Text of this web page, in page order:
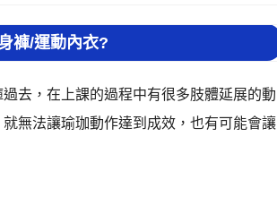
褲/運動內衣?
去，在上課的過程中有很多肢體延展的動
無法讓瑜珈動作達到成效，也有可能會讓